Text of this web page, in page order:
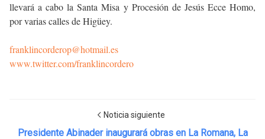
llevará a cabo la Santa Misa y Procesión de Jesús Ecce Homo,
por varias calles de Higüey.
franklincorderop@hotmail.es
www.twitter.com/franklincordero
Noticia siguiente
Presidente Abinader inaugurará obras en La Romana, La